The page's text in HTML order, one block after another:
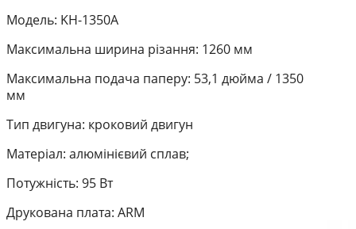
Модель: KH-1350A
Максимальна ширина різання: 1260 мм
Максимальна подача паперу: 53,1 дюйма / 1350
мм
Тип двигуна: кроковий двигун
Матеріал: алюмінієвий сплав;
Потужність: 95 Вт
Друкована плата: ARM